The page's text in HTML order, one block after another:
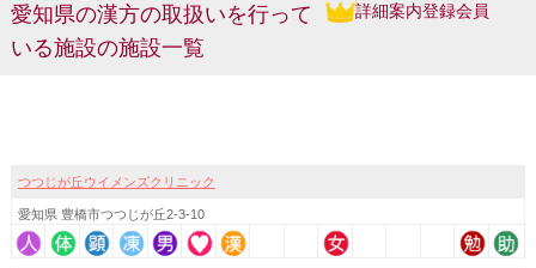
愛知県の漢方の取扱いを行って
いる施設の施設一覧
詳細案内登録会員
つつじが丘ウイメンズクリニック
愛知県 豊橋市つつじが丘2-3-10